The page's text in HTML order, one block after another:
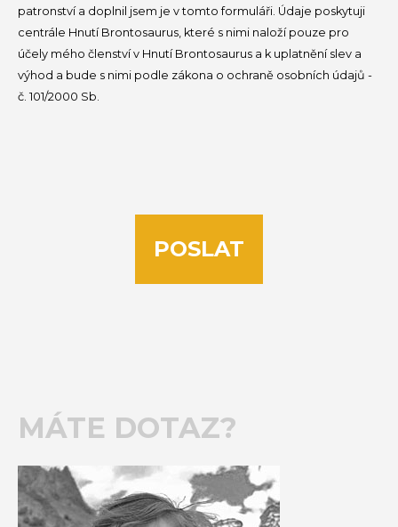
s
mými
osobními
údaji.
*
patronství a doplnil jsem je v tomto formuláři. Údaje poskytuji
centrále Hnutí Brontosaurus, které s nimi naloží pouze pro
účely mého členství v Hnutí Brontosaurus a k uplatnění slev a
výhod a bude s nimi podle zákona o ochraně osobních údajů -
č. 101/2000 Sb.
MÁTE DOTAZ?